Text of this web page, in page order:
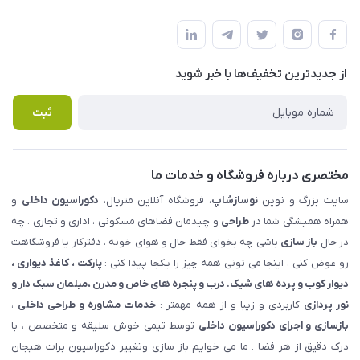
املاک مدنی - نوساز شاپ
لیست محصولات
درباره ما
قوانین و مقررات
حریم خصوصی
راهنما
پرسش های متداول
از جدید‌ترین تخفیف‌ها با‌ خبر شوید
ثبت
مختصری درباره فروشگاه و خدمات ما
سایت بزرگ و نویننوسازشاپ، فروشگاه آنلاین متریال، دکوراسیون داخلی و
همراه همیشگی شما درطراحی و چیدمان فضاهای مسکونی ، اداری و تجاری . چه
در حال باز سازی باشی چه بخوای فقط حال و هوای خونه ، دفترکار یا فروشگاهت
رو عوض کنی ، اینجا می تونی همه چیز را یکجا پیدا کنی :پارکت ، کاغذ دیواری ،
دیوار کوب و پرده های شیک. درب و پنجره های خاص و مدرن ،مبلمان سبک دار و
نور پردازی کاربردی و زیبا و از همه مهمتر : خدمات مشاوره و طراحی داخلی ،
بازسازی و اجرای دکوراسیون داخلی توسط تیمی خوش سلیقه و متخصص ، با
درک دقیق از هر فضا . ما می خوایم باز سازی وتغییر دکوراسیون برات هیجان